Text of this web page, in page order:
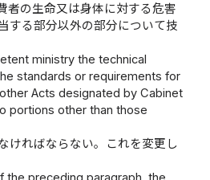
者の生命又は身体に対する危害
する部分以外の部分について技
ministry the technical
standards or requirements for
Acts designated by Cabinet
portions other than those
ければならない。これを変更し